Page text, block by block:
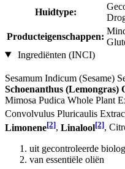
Huidtype:
Producteigenschappen:
Ingrediënten (INCI)
Sesamum Indicum (Sesame)
Schoenanthus (Lemongras)
Mimosa Pudica Whole Plant
Convolvulus Pluricaulis
Limonene[2], Linalool[2],
uit gecontroleerde
van essentiële oliën